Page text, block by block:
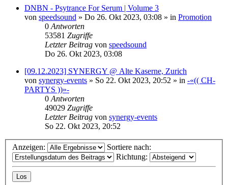
DNBN - Psytrance For Serum | Volume 3
von speedsound » Do 26. Okt 2023, 03:08 » in Promotion
0 Antworten
53581 Zugriffe
Letzter Beitrag von speedsound
Do 26. Okt 2023, 03:08
[09.12.2023] SYNERGY @ Alte Kaserne, Zurich
von synergy-events » So 22. Okt 2023, 20:52 » in -«(( CH-
PARTYS ))»-
0 Antworten
49029 Zugriffe
Letzter Beitrag von synergy-events
So 22. Okt 2023, 20:52
Anzeigen:
Sortiere nach:
Richtung: